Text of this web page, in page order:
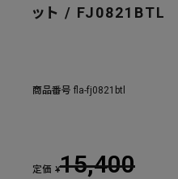
ット / FJ0821BTL
商品番号 fla-fj0821btl
定価 ¥15,400